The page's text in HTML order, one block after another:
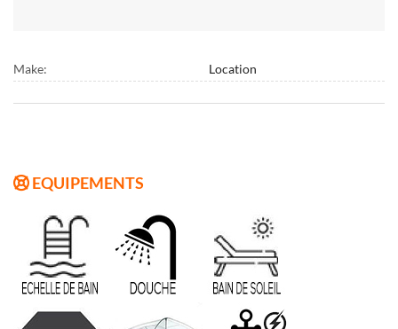
Make: Location
EQUIPEMENTS